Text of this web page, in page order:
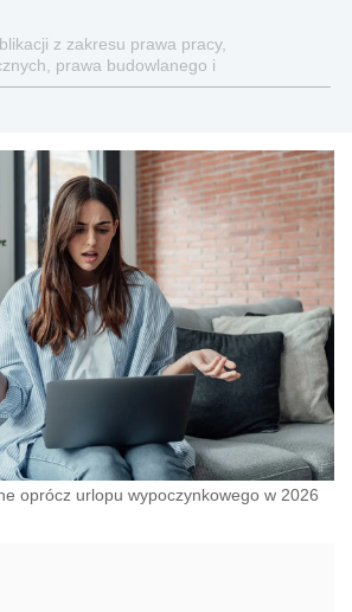
z zakresu prawa pracy,
prawa budowlanego i
oprócz urlopu wypoczynkowego w 2026